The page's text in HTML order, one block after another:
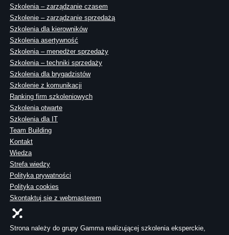
Szkolenia – zarządzanie czasem
Szkolenie – zarządzanie sprzedażą
Szkolenia dla kierowników
Szkolenia asertywność
Szkolenia – menedżer sprzedaży
Szkolenia – techniki sprzedaży
Szkolenia dla brygadzistów
Szkolenie z komunikacji
Ranking firm szkoleniowych
Szkolenia otwarte
Szkolenia dla IT
Team Building
Kontakt
Wiedza
Strefa wiedzy
Polityka prywatności
Polityka cookies
Skontaktuj sie z webmasterem
Strona należy do grupy Gamma realizującej szkolenia eksperckie,